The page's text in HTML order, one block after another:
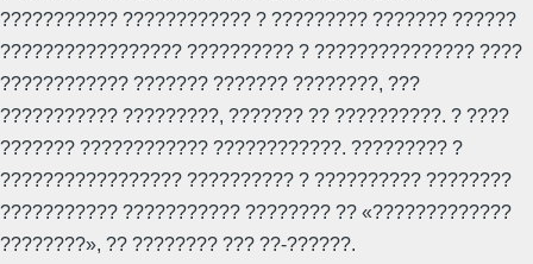
??????????? ???????????? ? ????????? ??????? ??????
????????????????? ?????????? ? ??????????????? ????
???????????? ??????? ??????? ????????, ???
??????????? ?????????, ??????? ?? ??????????. ? ????
??????? ???????????? ????????????. ????????? ?
????????????????? ?????????? ? ?????????? ????????
??????????? ??????????? ???????? ?? «?????????????
????????», ?? ???????? ??? ??-??????.